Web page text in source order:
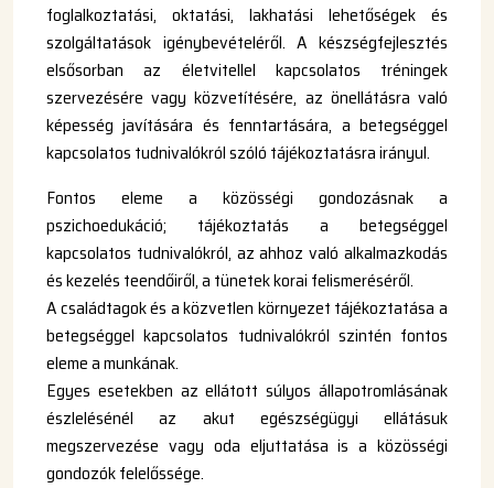
foglalkoztatási, oktatási, lakhatási lehetőségek és
szolgáltatások igénybevételéről. A készségfejlesztés
elsősorban az életvitellel kapcsolatos tréningek
szervezésére vagy közvetítésére, az önellátásra való
képesség javítására és fenntartására, a betegséggel
kapcsolatos tudnivalókról szóló tájékoztatásra irányul.
Fontos eleme a közösségi gondozásnak a
pszichoedukáció; tájékoztatás a betegséggel
kapcsolatos tudnivalókról, az ahhoz való alkalmazkodás
és kezelés teendőiről, a tünetek korai felismeréséről.
A családtagok és a közvetlen környezet tájékoztatása a
betegséggel kapcsolatos tudnivalókról szintén fontos
eleme a munkának.
Egyes esetekben az ellátott súlyos állapotromlásának
észlelésénél az akut egészségügyi ellátásuk
megszervezése vagy oda eljuttatása is a közösségi
gondozók felelőssége.